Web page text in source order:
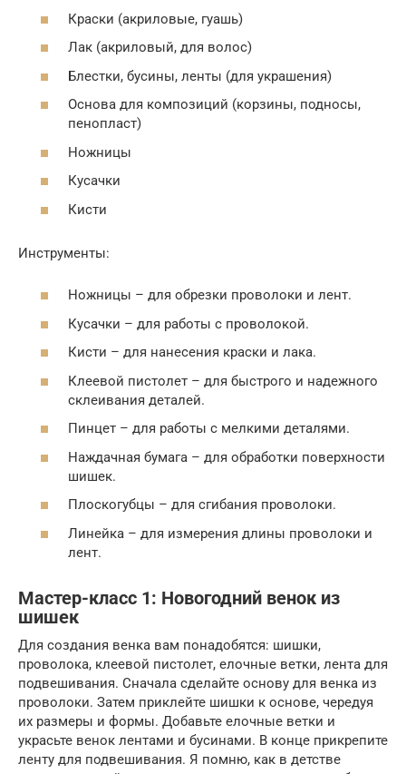
Краски (акриловые, гуашь)
Лак (акриловый, для волос)
Блестки, бусины, ленты (для украшения)
Основа для композиций (корзины, подносы,
пенопласт)
Ножницы
Кусачки
Кисти
Инструменты:
Ножницы – для обрезки проволоки и лент.
Кусачки – для работы с проволокой.
Кисти – для нанесения краски и лака.
Клеевой пистолет – для быстрого и надежного
склеивания деталей.
Пинцет – для работы с мелкими деталями.
Наждачная бумага – для обработки поверхности
шишек.
Плоскогубцы – для сгибания проволоки.
Линейка – для измерения длины проволоки и
лент.
Мастер-класс 1: Новогодний венок из
шишек
Для создания венка вам понадобятся: шишки,
проволока, клеевой пистолет, елочные ветки, лента для
подвешивания. Сначала сделайте основу для венка из
проволоки. Затем приклейте шишки к основе, чередуя
их размеры и формы. Добавьте елочные ветки и
украсьте венок лентами и бусинами. В конце прикрепите
ленту для подвешивания. Я помню, как в детстве